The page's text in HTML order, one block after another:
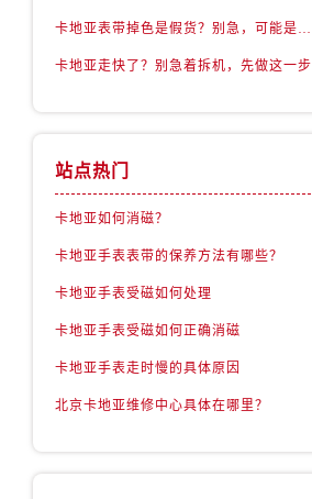
卡地亚表带掉色是假货？别急，可能是这些日常习惯惹的祸
卡地亚走快了？别急着拆机，先做这一步
站点热门
卡地亚如何消磁？
卡地亚手表表带的保养方法有哪些？
卡地亚手表受磁如何处理
卡地亚手表受磁如何正确消磁
卡地亚手表走时慢的具体原因
北京卡地亚维修中心具体在哪里？